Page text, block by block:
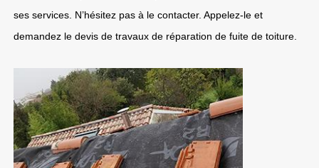
ses services. N’hésitez pas à le contacter. Appelez-le et
demandez le devis de travaux de réparation de fuite de toiture.